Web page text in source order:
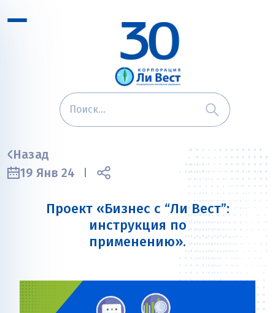
Назад
19 Янв 24
Проект «Бизнес с “Ли Вест”:
инструкция по
применению».